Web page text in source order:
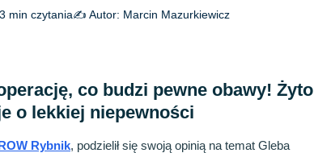
min czytania✍️ Autor: Marcin Mazurkiewicz
co budzi pewne obawy! Żyto
o lekkiej niepewności
Rybnik, podzielił się swoją opinią na temat Gleba